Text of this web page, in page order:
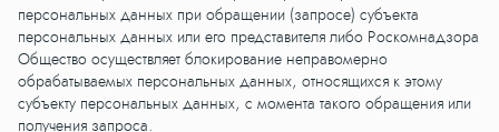
персональных данных при обращении (запросе) субъекта
персональных данных или его представителя либо Роскомнадзора
Общество осуществляет блокирование неправомерно
обрабатываемых персональных данных, относящихся к этому
субъекту персональных данных, с момента такого обращения или
получения запроса.